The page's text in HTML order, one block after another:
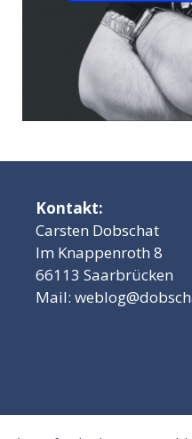
Kontakt:
Carsten Dobschat
Im Knappenroth 8
66113 Saarbrücken
Mail: